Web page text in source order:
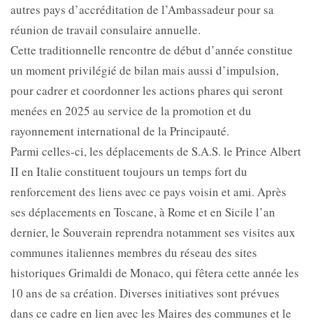
autres pays d’accréditation de l’Ambassadeur pour sa
réunion de travail consulaire annuelle.
Cette traditionnelle rencontre de début d’année constitue
un moment privilégié de bilan mais aussi d’impulsion,
pour cadrer et coordonner les actions phares qui seront
menées en 2025 au service de la promotion et du
rayonnement international de la Principauté.
Parmi celles-ci, les déplacements de S.A.S. le Prince Albert
II en Italie constituent toujours un temps fort du
renforcement des liens avec ce pays voisin et ami. Après
ses déplacements en Toscane, à Rome et en Sicile l’an
dernier, le Souverain reprendra notamment ses visites aux
communes italiennes membres du réseau des sites
historiques Grimaldi de Monaco, qui fêtera cette année les
10 ans de sa création. Diverses initiatives sont prévues
dans ce cadre en lien avec les Maires des communes et le